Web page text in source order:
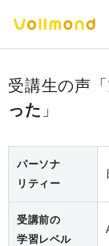
った
パーソナ
リティー
受講前の
学習レベル